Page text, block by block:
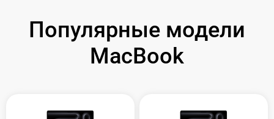
Популярные модели
MacBook